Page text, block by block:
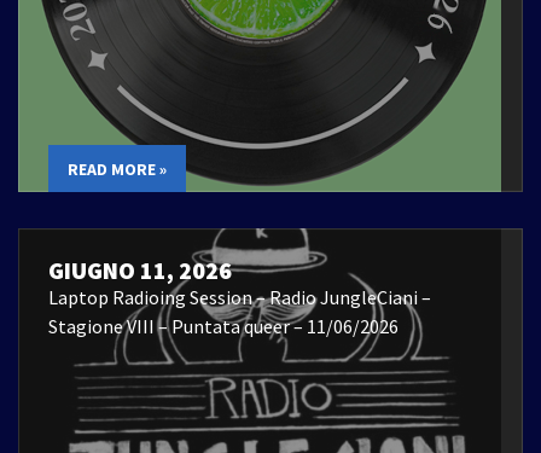
READ MORE »
GIUGNO 11, 2026
Laptop Radioing Session – Radio JungleCiani –
Stagione VIII – Puntata queer – 11/06/2026